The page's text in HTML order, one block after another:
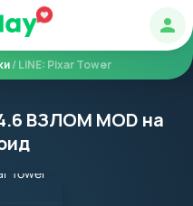
/ LINE: Pixar Tower
ВЗЛОМ MOD на